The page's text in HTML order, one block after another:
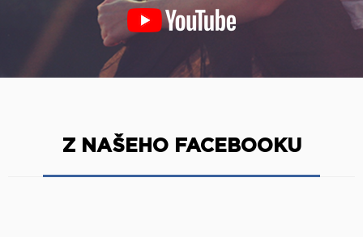
Z NAŠEHO FACEBOOKU